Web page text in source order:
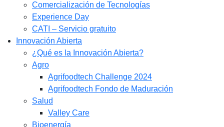
Comercialización de Tecnologías
Experience Day
CATI – Servicio gratuito
Innovación Abierta
¿Qué es la Innovación Abierta?
Agro
Agrifoodtech Challenge 2024
Agrifoodtech Fondo de Maduración
Salud
Valley Care
Bioenergía